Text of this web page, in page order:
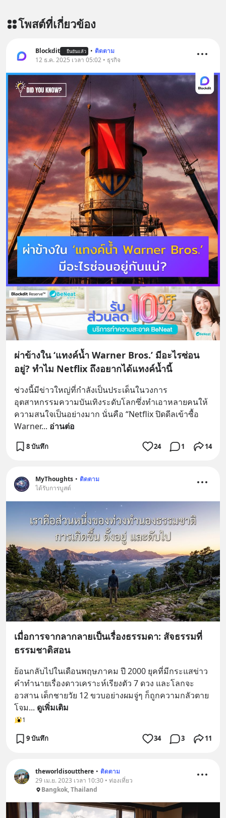
พิเศษ/ ติดต่อสอบถามคอร์สเรียนเพิ่ม
#เรียนรู้ผ่านการใช้จริง #มากกว่าการ
เรียนภาษา #InspireEnglish
โพสต์ที่เกี่ยวข้อง
Blockdit ยืนยันแล้ว • ติดตาม
12 ธ.ค. 2025 เวลา 05:02 • ธุรกิจ
ผ่าข้างใน ‘แทงค์น้ำ Warner Bros.’ มีอะไรซ่อน
อยู่? ทำไม Netflix ถึงอยากได้แทงค์น้ำนี้
ช่วงนี้มีข่าวใหญ่ที่กำลังเป็นประเด็นในวงการ
อุตสาหกรรมความบันเทิงระดับโลกซึ่งทำเอาหลายคนให้
ความสนใจเป็นอย่างมาก นั่นคือ “Netflix ปิดดีลเข้าซื้อ
Warner... อ่านต่อ
8 บันทึก 24 1 14
MyThoughts • ติดตาม
ได้รับการบูสต์
เมื่อการจากลากลายเป็นเรื่องธรรมดา: สัจธรรมที่
ธรรมชาติสอน
ย้อนกลับไปในเดือนพฤษภาคม ปี 2000 ยุคที่มีกระแสข่าว
คำทำนายเรื่องดาวเคราะห์เรียงตัว 7 ดวง และโลกจะ
อวสาน เด็กชายวัย 12 ขวบอย่างผมจู่ๆ ก็ถูกความกลัวตาย
โจม... ดูเพิ่มเติม
1
9 บันทึก 34 3 11
theworldisoutthere • ติดตาม
29 เม.ย. 2023 เวลา 10:30 • ท่องเที่ยว
Bangkok, Thailand